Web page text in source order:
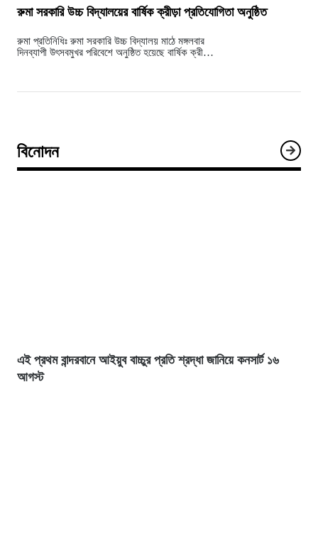
রুমা সরকারি উচ্চ বিদ্যালয়ের বার্ষিক ক্রীড়া প্রতিযোগিতা অনুষ্ঠিত
রুমা প্রতিনিধিঃ রুমা সরকারি উচ্চ বিদ্যালয় মাঠে মঙ্গলবার
দিনব্যাপী উৎসবমুখর পরিবেশে অনুষ্ঠিত হয়েছে বার্ষিক ক্রীড়া
বিনোদন
এই প্রথম বান্দরবানে আইয়ুব বাচ্চুর প্রতি শ্রদ্ধা জানিয়ে কনসার্ট ১৬
আগস্ট